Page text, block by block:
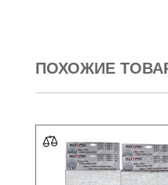
ПОХОЖИЕ